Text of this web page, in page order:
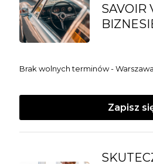
SAVOIR
Brak wolnych terminów -
Zapisz